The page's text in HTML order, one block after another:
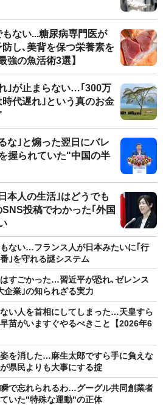
ない...糖尿病専門医が
し､美背を保つ栄養素を
強の魚活術3選】
｣が止まらない…｢300万
代遅れ｣という真のお金
な｣と煽った翌日にバレ
握られていた"中国の半
本人の生活｣はどうでも
投稿でわかった｢外国
ない…フランス人が日本みたいに｢行
｣を守れる謎システム
すごかった…習近平が恐れ､ゼレンス
企業｣の知られざる実力
い人を首相にしてしまった…天皇すら
苗がいますぐやるべきこと【2026年6
を消した…麻生太郎ですら手に負えな
県民よりも大事にする掟
で忘れられるわ…グーグル共同創業者
いた"特殊な運動"の正体